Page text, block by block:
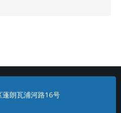
朗瓦浦河路16号